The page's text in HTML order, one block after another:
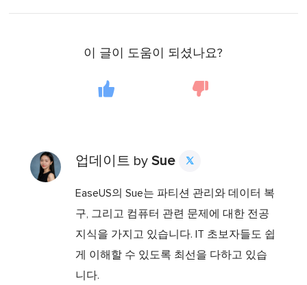
이 글이 도움이 되셨나요?
업데이트 bySue 
EaseUS의 Sue는 파티션 관리와 데이터 복
구, 그리고 컴퓨터 관련 문제에 대한 전공
지식을 가지고 있습니다. IT 초보자들도 쉽
게 이해할 수 있도록 최선을 다하고 있습
니다.